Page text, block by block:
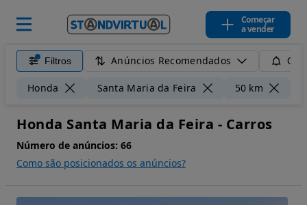
Começar
a vender
Filtros Anúncios Recomendados
Honda Santa Maria da Feira 50 km
Honda Santa Maria da Feira - Carros
Número de anúncios: 66
Como são posicionados os anúncios?